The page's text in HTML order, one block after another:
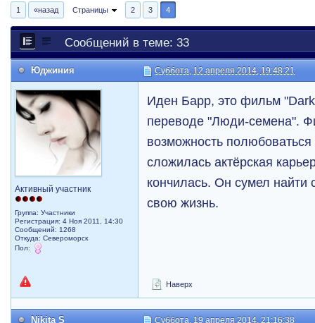
1 «назад Страницы 2 3 4
Сообщений в теме: 33
Юджиния Суббота, 12 апреля 2014, 19:48:21
Активный участник
Группа: Участники
Регистрация: 4 Ноя 2011, 14:30
Сообщений: 1268
Откуда: Североморск
Пол:
Иден Барр, это фильм
переводе "Люди-семена".
возможность
сложилась актёрская
кончилась. Он сумел найти
свою жизнь.
Наверх
Nikita S Суббота, 19 апреля 2014, 21:16:38